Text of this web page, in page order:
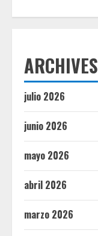
ARCHIVES
julio 2026
junio 2026
mayo 2026
abril 2026
marzo 2026